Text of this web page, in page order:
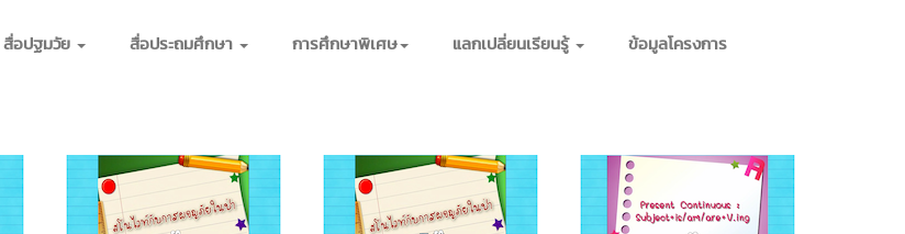
สื่อปฐมวัย สื่อประถมศึกษา การศึกษาพิเศษ แลกเปลี่ยนเรียนรู้ ข้อมูลโครงการ